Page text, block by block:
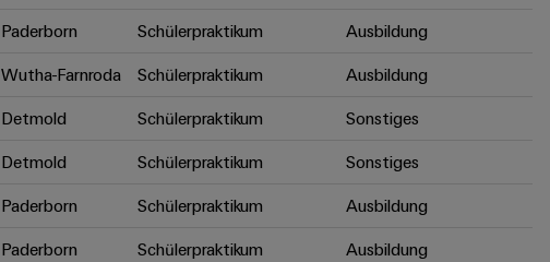
Paderborn Schülerpraktikum
Ausbildung
Wutha-Farnroda Schülerpraktikum
Ausbildung
Detmold Schülerpraktikum
Sonstiges
Detmold Schülerpraktikum
Sonstiges
Paderborn Schülerpraktikum
Ausbildung
Paderborn Schülerpraktikum
Ausbildung